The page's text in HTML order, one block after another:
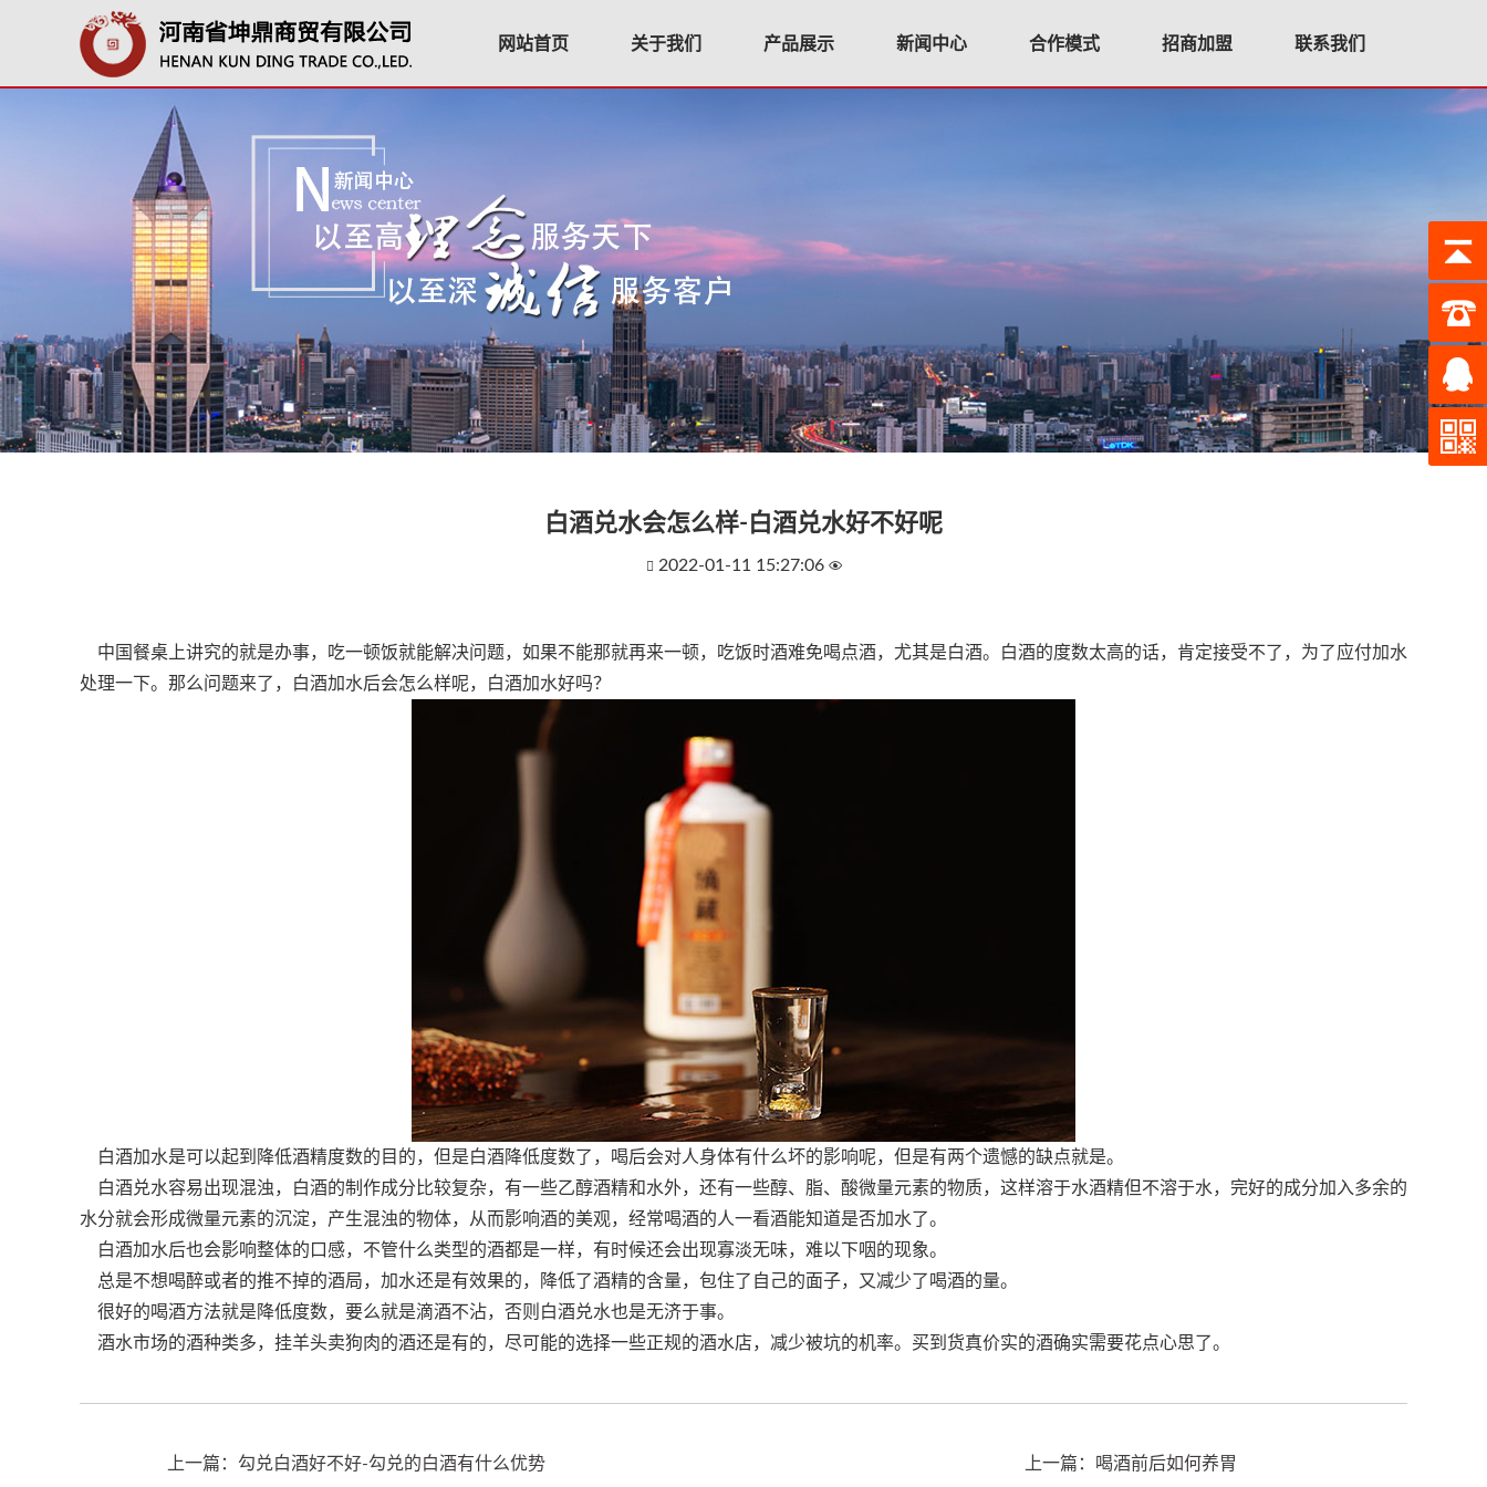
网站首页 关于我们 产品展示 新闻中心 合作模式 招商加盟 联系我们
白酒兑水会怎么样-白酒兑水好不好呢
 2022-01-11 15:27:06 
中国餐桌上讲究的就是办事，吃一顿饭就能解决问题，如果不能那就再来一顿，吃饭时酒难免喝点酒，尤其是白酒。白酒的度数太高的话，肯定接受不了，为了应付加水
处理一下。那么问题来了，白酒加水后会怎么样呢，白酒加水好吗？
白酒加水是可以起到降低酒精度数的目的，但是白酒降低度数了，喝后会对人身体有什么坏的影响呢，但是有两个遗憾的缺点就是。
白酒兑水容易出现混浊，白酒的制作成分比较复杂，有一些乙醇酒精和水外，还有一些醇、脂、酸微量元素的物质，这样溶于水酒精但不溶于水，完好的成分加入多余的
水分就会形成微量元素的沉淀，产生混浊的物体，从而影响酒的美观，经常喝酒的人一看酒能知道是否加水了。
白酒加水后也会影响整体的口感，不管什么类型的酒都是一样，有时候还会出现寡淡无味，难以下咽的现象。
总是不想喝醉或者的推不掉的酒局，加水还是有效果的，降低了酒精的含量，包住了自己的面子，又减少了喝酒的量。
很好的喝酒方法就是降低度数，要么就是滴酒不沾，否则白酒兑水也是无济于事。
酒水市场的酒种类多，挂羊头卖狗肉的酒还是有的，尽可能的选择一些正规的酒水店，减少被坑的机率。买到货真价实的酒确实需要花点心思了。
上一篇：勾兑白酒好不好-勾兑的白酒有什么优势 上一篇：喝酒前后如何养胃